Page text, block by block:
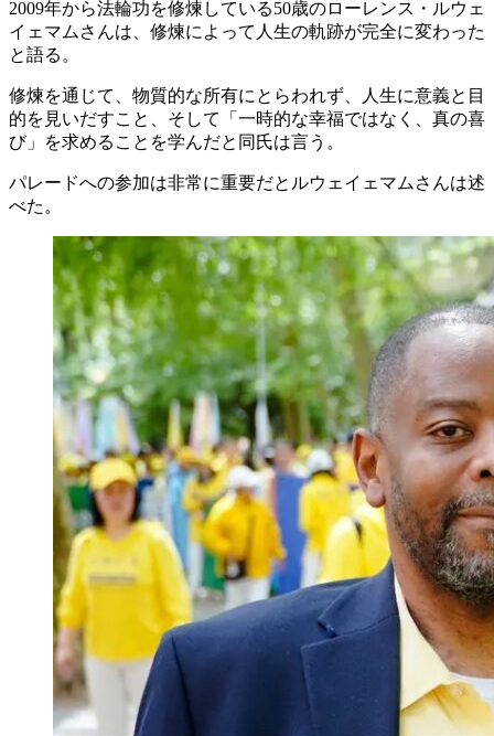
2009年から法輪功を修煉している50歳のローレンス・ルウェ
イェマムさんは、修煉によって人生の軌跡が完全に変わった
と語る。
修煉を通じて、物質的な所有にとらわれず、人生に意義と目
的を見いだすこと、そして「一時的な幸福ではなく、真の喜
び」を求めることを学んだと同氏は言う。
パレードへの参加は非常に重要だとルウェイェマムさんは述
べた。